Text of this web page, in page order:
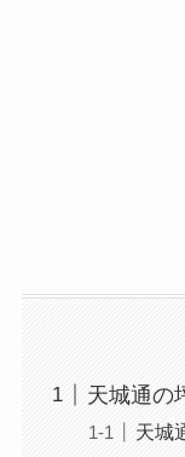
天城通の
天城